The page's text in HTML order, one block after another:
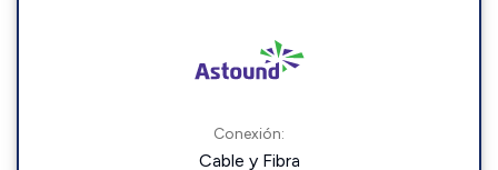
Conexión:
Cable y Fibra